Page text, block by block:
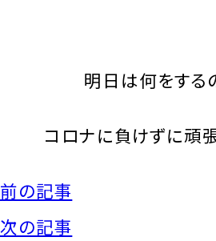
明日は何をする
コロナに負けずに頑
前の記事
次の記事